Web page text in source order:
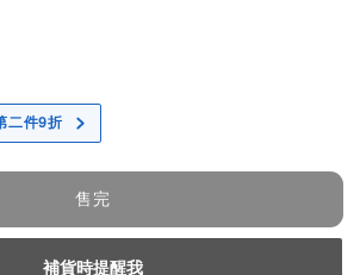
二件9折
售完
補貨時提醒我